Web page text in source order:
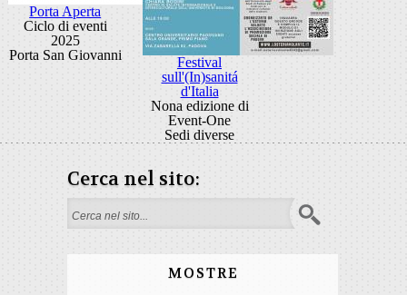
Porta Aperta
Ciclo di eventi
2025
Porta San Giovanni
Festival
sull'(In)sanitá
d'Italia
Nona edizione di
Event-One
Sedi diverse
Cerca nel sito:
Search form
MOSTRE